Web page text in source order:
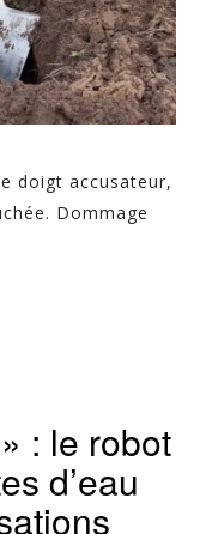
doigt accusateur,
Dommage
: le robot
d’eau